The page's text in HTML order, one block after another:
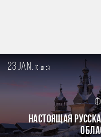
23 jan. 15 дней
Настоящая